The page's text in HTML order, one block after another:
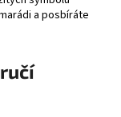
a posbíráte